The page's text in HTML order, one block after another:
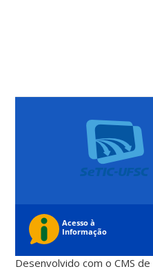
Desenvolvido com o CMS